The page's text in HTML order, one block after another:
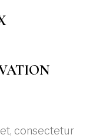
consectetur